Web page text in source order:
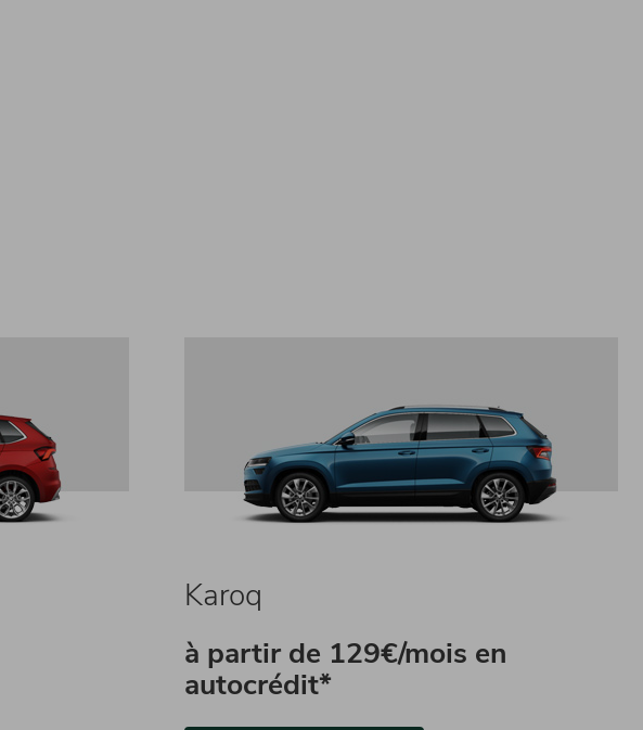
Karoq
à partir de 129€/mois en
autocrédit*